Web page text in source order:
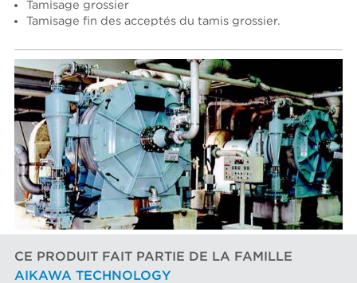
Tamisage grossier
Tamisage fin des acceptés du tamis grossier.
CE PRODUIT FAIT PARTIE DE LA FAMILLE
AIKAWA TECHNOLOGY